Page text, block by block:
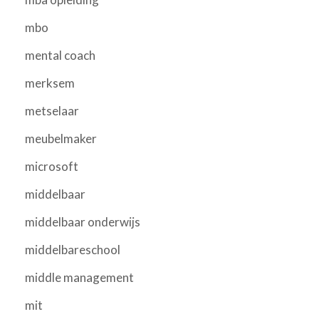
mbo
mental coach
merksem
metselaar
meubelmaker
microsoft
middelbaar
middelbaar onderwijs
middelbareschool
middle management
mit